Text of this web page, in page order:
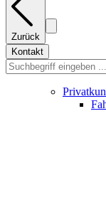
Zurück
Kontakt